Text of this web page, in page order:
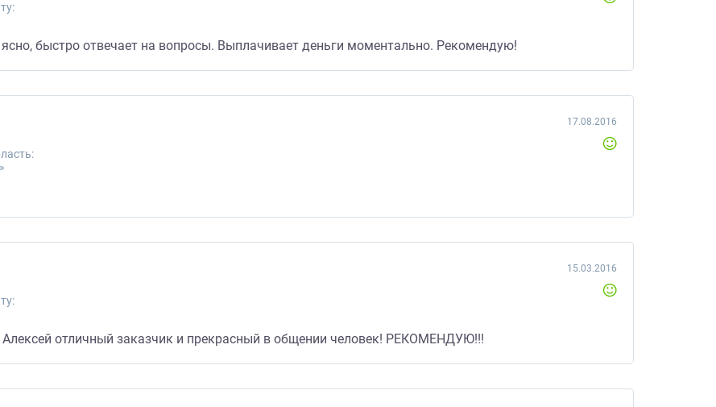
быстро отвечает на вопросы. Выплачивает деньги моментально. Рекомендую!
17.08.2016
15.03.2016
Алексей отличный заказчик и прекрасный в общении человек! РЕКОМЕНДУЮ!!!